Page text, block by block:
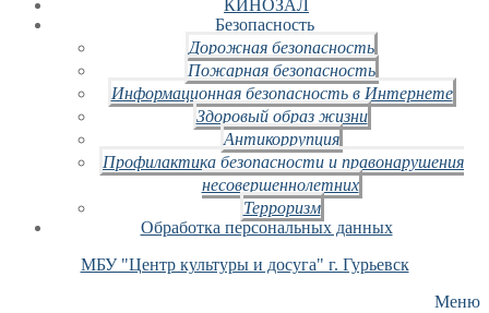
КИНОЗАЛ
Безопасность
Дорожная безопасность
Пожарная безопасность
Информационная безопасность в Интернете
Здоровый образ жизни
Антикоррупция
Профилактика безопасности и правонарушения
несовершеннолетних
Терроризм
Обработка персональных данных
МБУ "Центр культуры и досуга" г. Гурьевск
Меню